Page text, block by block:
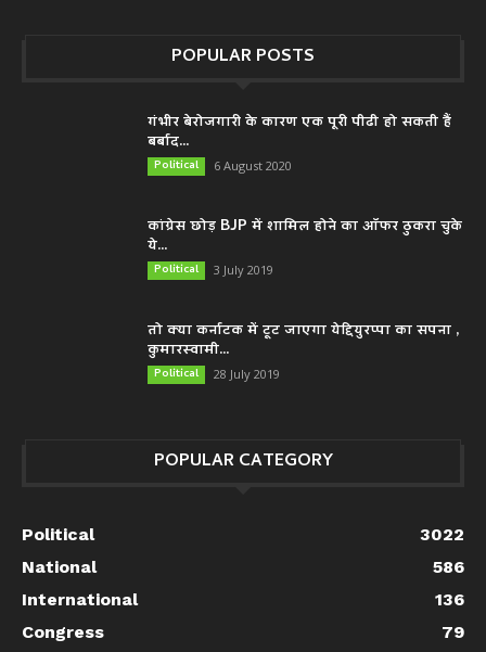
POPULAR POSTS
गंभीर बेरोजगारी के कारण एक पूरी पीढी हो सकती हैं
बर्बाद...
Political 6 August 2020
कांग्रेस छोड़ BJP में शामिल होने का ऑफर ठुकरा चुके
ये...
Political 3 July 2019
तो क्या कर्नाटक में टूट जाएगा येद्दियुरप्पा का सपना ,
कुमारस्वामी...
Political 28 July 2019
POPULAR CATEGORY
Political
3022
National
586
International
136
Congress
79